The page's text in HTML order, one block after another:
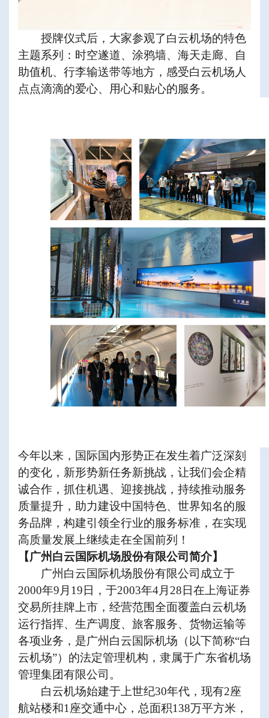
授牌仪式后，大家参观了白云机场的特色
主题系列：时空遂道、涂鸦墙、海天走廊、自
助值机、行李输送带等地方，感受白云机场人
点点滴滴的爱心、用心和贴心的服务。
今年以来，国际国内形势正在发生着广泛深刻
的变化，新形势新任务新挑战，让我们会企精
诚合作，抓住机遇、迎接挑战，持续推动服务
质量提升，助力建设中国特色、世界知名的服
务品牌，构建引领全行业的服务标准，在实现
高质量发展上继续走在全国前列！
【广州白云国际机场股份有限公司简介】
广州白云国际机场股份有限公司成立于
2000年9 月 19 日，于2003年4月 28 日在上海证券
交易所挂牌上市，经营范围全面覆盖白云机场
运行指挥、生产调度、旅客服务、货物运输等
各项业务，是广州白云国际机场（以下简称“白
云机场”）的法定管理机构，隶属于广东省机场
管理集团有限公司。
白云机场始建于上世纪30年代，现有2座
航站楼和1 座交通中心，总面积138万平方米，